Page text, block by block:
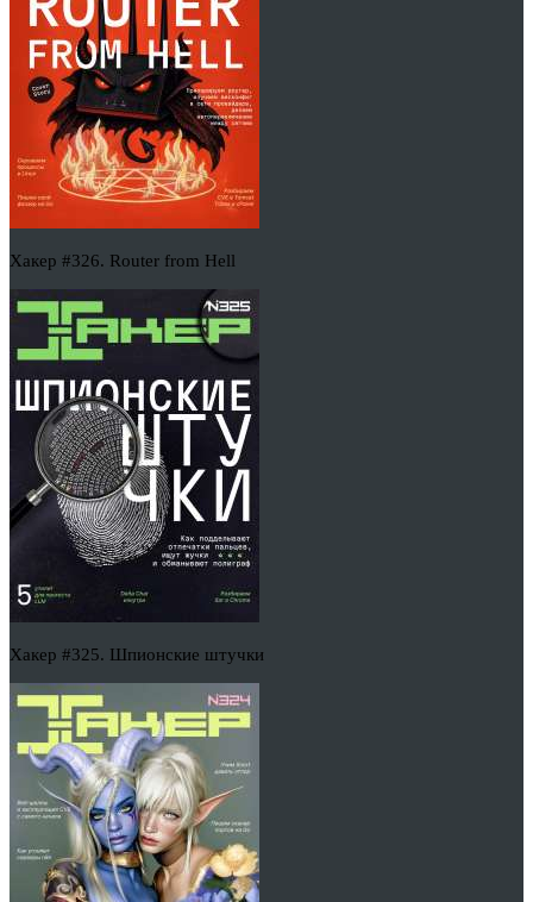
Хакер #326. Router from Hell
Хакер #325. Шпионские штучки